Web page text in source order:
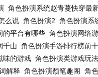
角色扮演系统赵青蔓快穿最
么说 角色扮演2 角色扮演系
的平台有哪些 角色扮演网络
千山 角色扮演手游排行榜前
味的游戏 角色扮演类游戏玩法
解释 角色扮演颓笔趣阁 角